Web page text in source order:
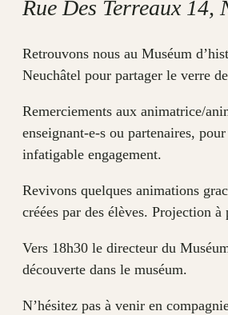
Rue Des Terreaux 14,
Retrouvons nous au Muséum
Neuchâtel pour partager le verre
Remerciements aux animatrice/
enseignant-e-s ou partenaires,
infatigable engagement.
Revivons quelques animations
créées par des élèves. Projection
Vers 18h30 le directeur du
découverte dans le muséum.
N’hésitez pas à venir en